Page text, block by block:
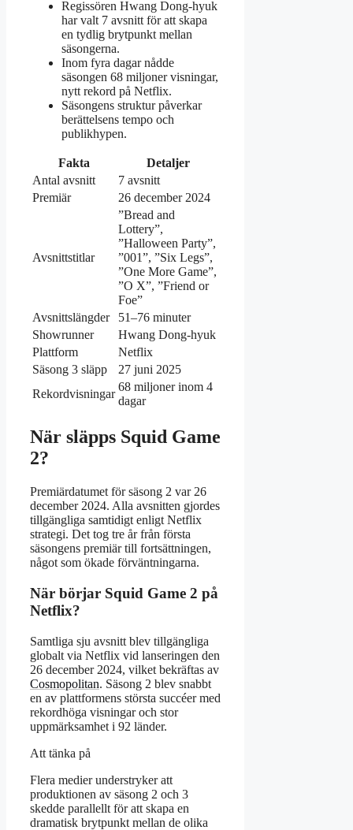
Regissören Hwang Dong-hyuk
har valt 7 avsnitt för att skapa
en tydlig brytpunkt mellan
säsongerna.
Inom fyra dagar nådde
säsongen 68 miljoner visningar,
nytt rekord på Netflix.
Säsongens struktur påverkar
berättelsens tempo och
publikhypen.
Fakta
Detaljer
Antal avsnitt
7 avsnitt
Premiär
26 december 2024
Avsnittstitlar
”Bread and
Lottery”,
”Halloween Party”,
”001”, ”Six Legs”,
”One More Game”,
”O X”, ”Friend or
Foe”
Avsnittslängder
51–76 minuter
Showrunner
Hwang Dong-hyuk
Plattform
Netflix
Säsong 3 släpp
27 juni 2025
Rekordvisningar
68 miljoner inom 4
dagar
När släpps Squid Game
2?
Premiärdatumet för säsong 2 var 26
december 2024. Alla avsnitten gjordes
tillgängliga samtidigt enligt Netflix
strategi. Det tog tre år från första
säsongens premiär till fortsättningen,
något som ökade förväntningarna.
När börjar Squid Game 2 på
Netflix?
Samtliga sju avsnitt blev tillgängliga
globalt via Netflix vid lanseringen den
26 december 2024, vilket bekräftas av
Cosmopolitan. Säsong 2 blev snabbt
en av plattformens största succéer med
rekordhöga visningar och stor
uppmärksamhet i 92 länder.
Att tänka på
Flera medier understryker att
produktionen av säsong 2 och 3
skedde parallellt för att skapa en
dramatisk brytpunkt mellan de olika